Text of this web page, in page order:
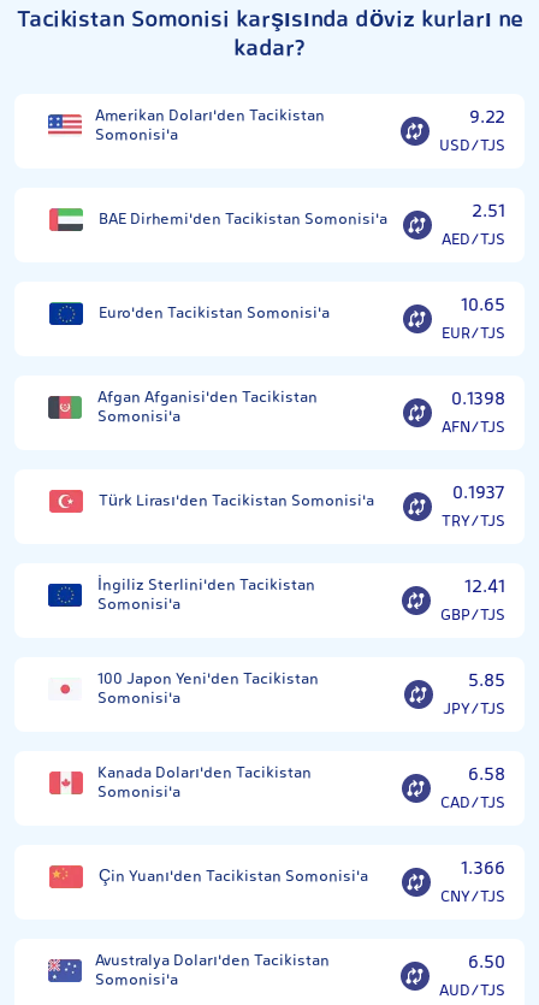
Tacikistan Somonisi karşısında döviz kurları ne
kadar?
Amerikan Doları'den Tacikistan
Somonisi'a
9.22
USD/TJS
BAE Dirhemi'den Tacikistan Somonisi'a 2.51
AED/TJS
Euro'den Tacikistan Somonisi'a 10.65
EUR/TJS
Afgan Afganisi'den Tacikistan
Somonisi'a
0.1398
AFN/TJS
Türk Lirası'den Tacikistan Somonisi'a 0.1937
TRY/TJS
İngiliz Sterlini'den Tacikistan
Somonisi'a
12.41
GBP/TJS
100 Japon Yeni'den Tacikistan
Somonisi'a
5.85
JPY/TJS
Kanada Doları'den Tacikistan
Somonisi'a
6.58
CAD/TJS
Çin Yuanı'den Tacikistan Somonisi'a 1.366
CNY/TJS
Avustralya Doları'den Tacikistan
Somonisi'a
6.50
AUD/TJS